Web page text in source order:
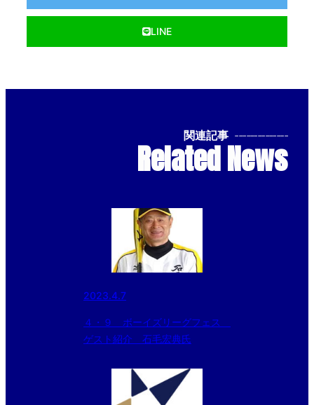
LINE
関連記事 --------------
Related News
2023.4.7
４・９ ボーイズリーグフェス
ゲスト紹介 石毛宏典氏